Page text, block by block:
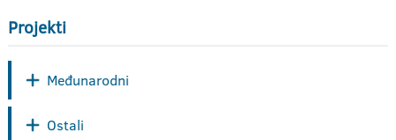
Projekti
Međunarodni
Ostali